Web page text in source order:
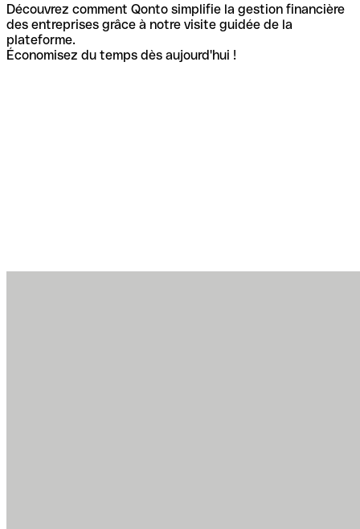
Découvrez comment Qonto simplifie la gestion financière
des entreprises grâce à notre visite guidée de la
plateforme.
Économisez du temps dès aujourd'hui !